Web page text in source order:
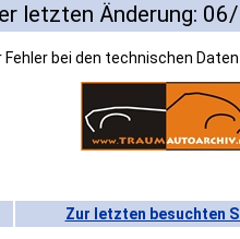
letzten Änderung:
Fehler bei den technischen
Zur letzten besuchten